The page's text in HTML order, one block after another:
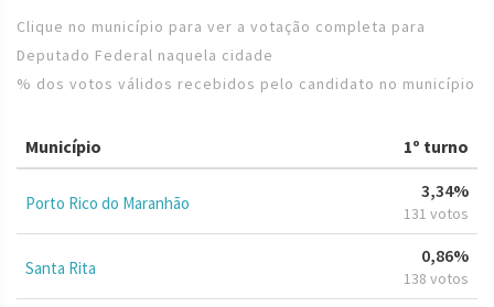
Clique no município para ver a votação completa para
Deputado Federal naquela cidade
% dos votos válidos recebidos pelo candidato no município
Município 1º turno
Porto Rico do Maranhão
3,34%
131 votos
Santa Rita
0,86%
138 votos